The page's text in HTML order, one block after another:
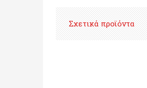
Σχετικά προϊόντα